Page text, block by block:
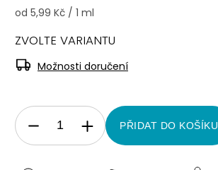
od 5,99 Kč / 1 ml
ZVOLTE VARIANTU
Možnosti doručení
PŘIDAT DO KOŠÍKU